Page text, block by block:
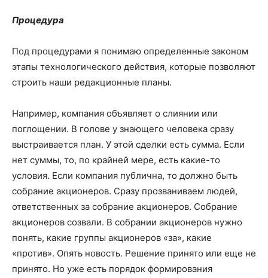
Процедура
Под процедурами я понимаю определенные законом
этапы технологического действия, которые позволяют
строить наши редакционные планы.
Например, компания объявляет о слиянии или
поглощении. В голове у знающего человека сразу
выстраивается план. У этой сделки есть сумма. Если
нет суммы, то, по крайней мере, есть какие-то
условия. Если компания публична, то должно быть
собрание акционеров. Сразу прозваниваем людей,
ответственных за собрание акционеров. Собрание
акционеров созвали. В собрании акционеров нужно
понять, какие группы акционеров «за», какие
«против». Опять новость. Решение принято или еще не
принято. Но уже есть порядок формирования